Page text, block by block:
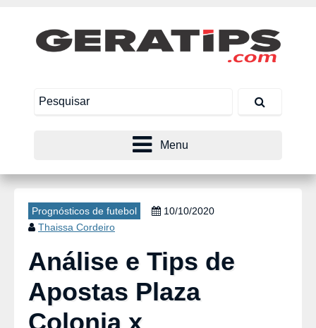
Menu
Prognósticos de futebol
10/10/2020
Thaissa Cordeiro
Análise e Tips de
Apostas Plaza
Colonia x